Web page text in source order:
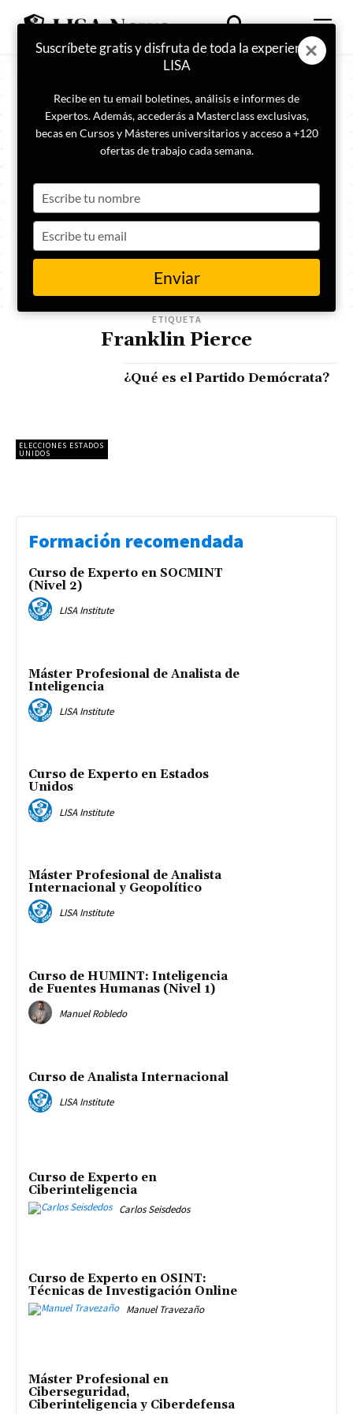
ETIQUETA
Franklin Pierce
ELECCIONES ESTADOS
UNIDOS
¿Qué es el Partido Demócrata?
Formación recomendada
Curso de Experto en SOCMINT
(Nivel 2)
LISA Institute
Máster Profesional de Analista de
Inteligencia
LISA Institute
Curso de Experto en Estados
Unidos
LISA Institute
Máster Profesional de Analista
Internacional y Geopolítico
LISA Institute
Curso de HUMINT: Inteligencia
de Fuentes Humanas (Nivel 1)
Manuel Robledo
Curso de Analista Internacional
LISA Institute
Curso de Experto en
Ciberinteligencia
Carlos Seisdedos
Curso de Experto en OSINT:
Técnicas de Investigación Online
Manuel Travezaño
Máster Profesional en
Ciberseguridad,
Ciberinteligencia y Ciberdefensa
Suscríbete gratis y disfruta de toda la experiencia
LISA
Recibe en tu email boletines, análisis e informes de
Expertos. Además, accederás a Masterclass exclusivas,
becas en Cursos y Másteres universitarios y acceso a +120
ofertas de trabajo cada semana.
your
name
your
email
Enviar